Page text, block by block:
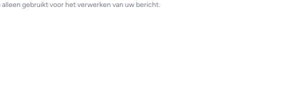
gebruikt voor het verwerken van uw bericht.